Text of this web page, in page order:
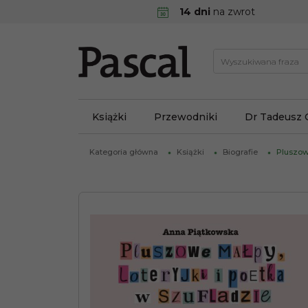
14 dni na zwrot
Książki Przewodniki Dr Tadeusz
Kategoria główna Książki Biografie